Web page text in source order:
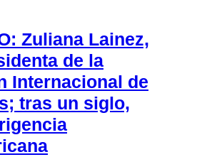
Zuliana Lainez,
de la
Internacional de
tras un siglo,